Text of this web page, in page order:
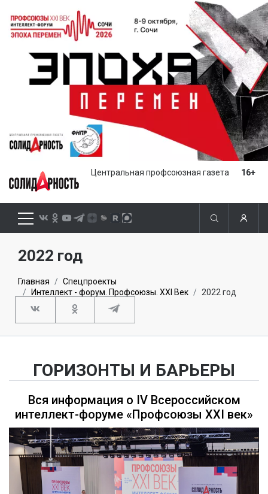
Центральная профсоюзная газета 16+
2022 год
Главная
Спецпроекты
Интеллект - форум. Профсоюзы. XXI Век
2022 год
ГОРИЗОНТЫ И БАРЬЕРЫ
Вся информация о IV Всероссийском
интеллект-форуме «Профсоюзы XXI век»